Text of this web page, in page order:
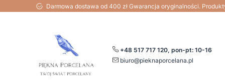
Darmowa dostawa od 400 zł Gwarancja oryginalności.
+48 517 717 120, pon-pt: 10-16
biuro@pieknaporcelana.pl